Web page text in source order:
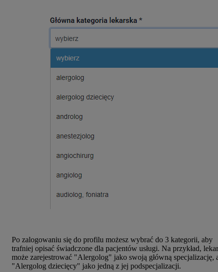
Po zalogowaniu się do profilu możesz wybrać do 3 kategorii, aby
trafniej opisać świadczone dla pacjentów usługi. Na przykład,
może zarejestrować "Alergolog" jako swoją główną specjalizację,
"Alergolog dziecięcy" jako jedną z jej podspecjalizacji.